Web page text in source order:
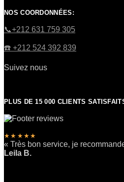
NOS COORDONNÉES:
​📞+212 631 759 305
☎️​ +212 524 392 839
Suivez nous
PLUS DE 15 000 CLIENTS
★★★★★
« Très bon service, je
Leila B.